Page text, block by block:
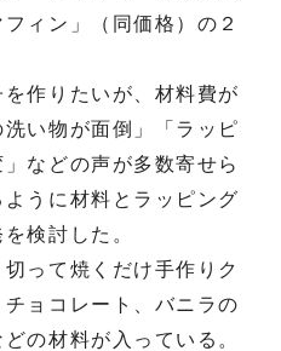
ィン」（同価格）の２
作りたいが、材料費が
い物が面倒」「ラッピ
などの声が多数寄せら
うに材料とラッピング
検討した。
って焼くだけ手作りク
ョコレート、バニラの
の材料が入っている。